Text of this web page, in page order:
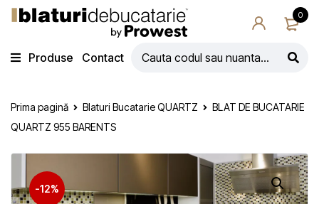
0
Produse Contact
Prima pagină Blaturi Bucatarie QUARTZ
BLAT DE BUCATARIE
QUARTZ 955 BARENTS
-12%